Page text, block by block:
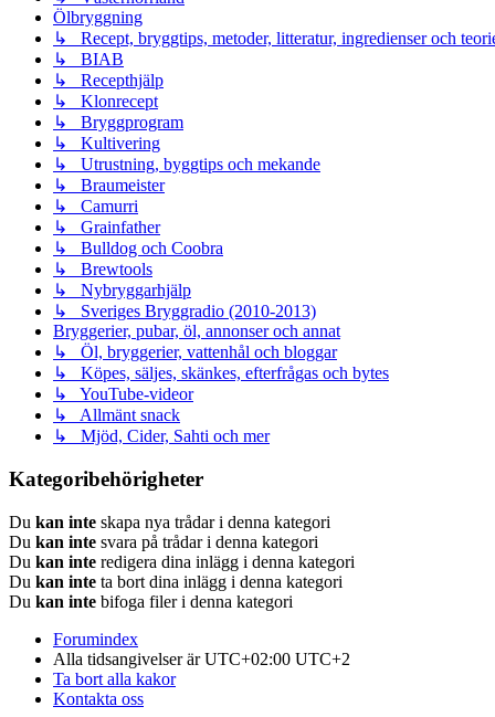
Ölbryggning
↳ Recept, bryggtips, metoder, litteratur, ingredienser och
↳ BIAB
↳ Recepthjälp
↳ Klonrecept
↳ Bryggprogram
↳ Kultivering
↳ Utrustning, byggtips och mekande
↳ Braumeister
↳ Camurri
↳ Grainfather
↳ Bulldog och Coobra
↳ Brewtools
↳ Nybryggarhjälp
↳ Sveriges Bryggradio (2010-2013)
Bryggerier, pubar, öl, annonser och annat
↳ Öl, bryggerier, vattenhål och bloggar
↳ Köpes, säljes, skänkes, efterfrågas och bytes
↳ YouTube-videor
↳ Allmänt snack
↳ Mjöd, Cider, Sahti och mer
Kategoribehörigheter
Du kan inte skapa nya trådar i denna kategori
Du kan inte svara på trådar i denna kategori
Du kan inte redigera dina inlägg i denna kategori
Du kan inte ta bort dina inlägg i denna kategori
Du kan inte bifoga filer i denna kategori
Forumindex
Alla tidsangivelser är UTC+02:00 UTC+2
Ta bort alla kakor
Kontakta oss